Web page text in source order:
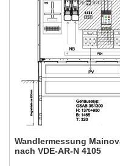
Wandlermessung
nach VDE-AR-N 4105